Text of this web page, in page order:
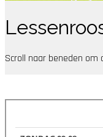
Scroll naar beneden